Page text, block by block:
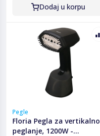
Dodaj u korpu
Pegle
Floria Pegla za vertikalno
peglanje, 1200W -